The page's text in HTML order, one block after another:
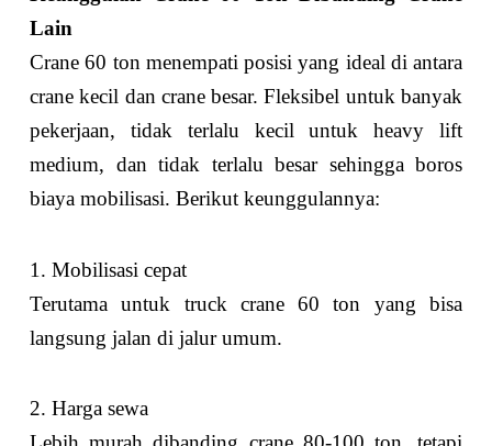
Lain
Crane 60 ton menempati posisi yang ideal di antara
crane kecil dan crane besar. Fleksibel untuk banyak
pekerjaan, tidak terlalu kecil untuk heavy lift
medium, dan tidak terlalu besar sehingga boros
biaya mobilisasi. Berikut keunggulannya:
1. Mobilisasi cepat
Terutama untuk truck crane 60 ton yang bisa
langsung jalan di jalur umum.
2. Harga sewa